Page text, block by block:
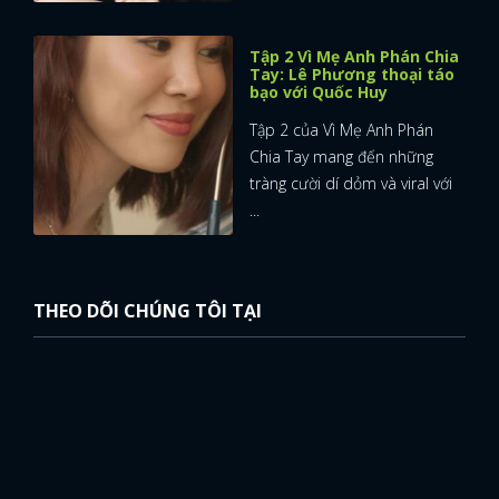
Tập 2 Vì Mẹ Anh Phán Chia
Tay: Lê Phương thoại táo
bạo với Quốc Huy
Tập 2 của Vì Mẹ Anh Phán
Chia Tay mang đến những
tràng cười dí dỏm và viral với
...
THEO DÕI CHÚNG TÔI TẠI